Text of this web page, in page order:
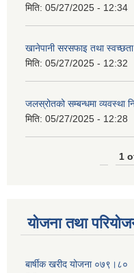
मिति: 05/27/2025 - 12:34
खानेपानी सरसफाइ तथा
मिति: 05/27/2025 - 12:32
जलस्रोतको सम्बन्धमा व्यवस्था
मिति: 05/27/2025 - 12:28
1
योजना तथा
बार्षीक खरीद योजना ०७९।८०